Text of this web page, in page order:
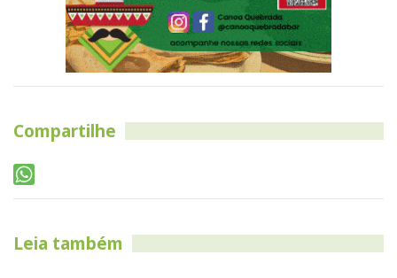
Compartilhe
Leia também